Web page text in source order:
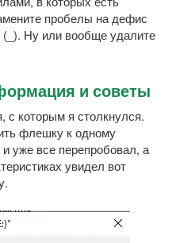
пробелы на дефис
(_). Ну или вообще удалите
и советы
с которым я столкнулся.
флешку к одному
уже все перепробовал, а
увидел вот